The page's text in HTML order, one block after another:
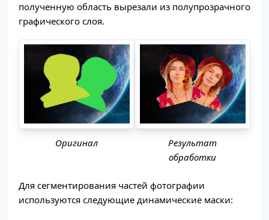
полученную область вырезали из полупрозрачного
графического слоя.
Оригинал
Результат
обработки
Для сегментирования частей фотографии
используются следующие динамические маски: